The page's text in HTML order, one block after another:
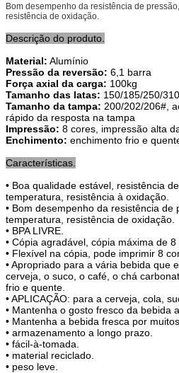
Bom desempenho da resistência de
resistência de oxidação.
Descrição do produto.
Material: Alumínio
Pressão da reversão: 6,1 barra
Força axial da carga: 100kg
Tamanho das latas: 150/185/250/
Tamanho da tampa: 200/202/206#,
rápido da resposta na tampa
Impressão: 8 cores, impressão alta
Enchimento: enchimento frio e
Características.
• Boa qualidade estável, resistência
temperatura, resistência à oxidação.
• Bom desempenho da resistência de
temperatura, resistência de oxidação.
• BPA LIVRE.
• Cópia agradável, cópia máxima de 8
• Flexível na cópia, pode imprimir 8
• Apropriado para a vária bebida que
cerveja, o suco, o café, o chá
frio e quente.
• APLICAÇÃO: para a cerveja, cola,
• Mantenha o gosto fresco da bebida
• Mantenha a bebida fresca por
• armazenamento a longo prazo.
• fácil-à-tomada.
• material reciclado.
• peso leve.